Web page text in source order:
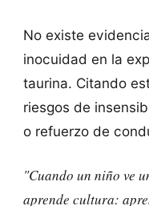
No existe
inocuidad en la
taurina. Citando
riesgos de
o refuerzo de
"Cuando un niño ve
aprende cultura: